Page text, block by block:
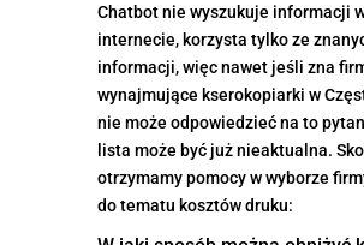
Chatbot nie wyszukuje informacji
internecie, korzysta tylko ze
informacji, więc nawet jeśli zna
wynajmujące kserokopiarki w
nie może odpowiedzieć na to
lista może być już nieaktualna.
otrzymamy pomocy w wyborze
do tematu kosztów druku: